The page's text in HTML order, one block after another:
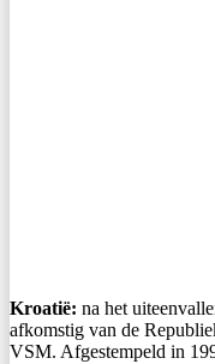
Kroatië: na het
afkomstig van de
VSM. Afgestempeld in